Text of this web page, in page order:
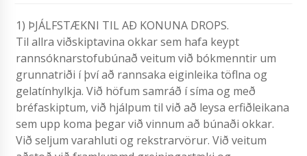
1) ÞJÁLFSTÆKNI TIL AÐ KONUNA DROPS.
Til allra viðskiptavina okkar sem hafa keypt
rannsóknarstofubúnað veitum við bókmenntir um
grunnatriði í því að rannsaka eiginleika töflna og
gelatínhylkja. Við höfum samráð í síma og með
bréfaskiptum, við hjálpum til við að leysa erfiðleikana
sem upp koma þegar við vinnum að búnaði okkar.
Við seljum varahluti og rekstrarvörur. Við veitum